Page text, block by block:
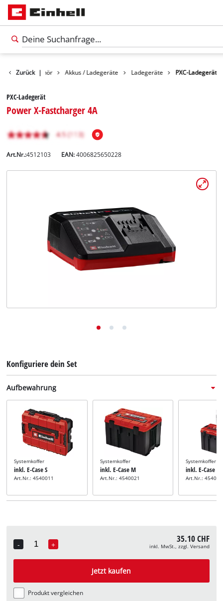
Deutsch
Zurück |
Zubehör Akkus / Ladegeräte Ladegeräte PXC-Ladegerät
PXC-Ladegerät
Power X-Fastcharger 4A
Art.Nr.:4512103 EAN:4006825650228
Konfiguriere dein Set
Aufbewahrung
Systemkoffer
inkl. E-Case S
Art.Nr.: 4540011
Systemkoffer
inkl. E-Case M
Art.Nr.: 4540021
Systemkoffer
inkl. E-Case L
Art.Nr.:
-
Quantity
+ 35.10 CHF
inkl. MwSt., zzgl. Versand
Jetzt kaufen
Produkt vergleichen